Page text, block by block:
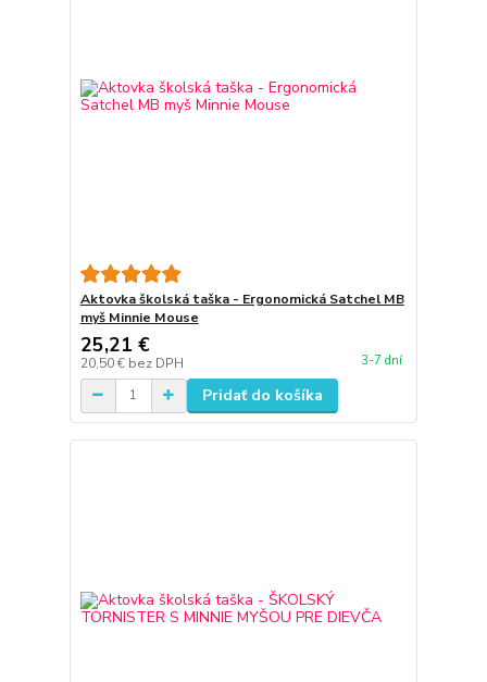
Aktovka školská taška - Ergonomická Satchel MB
myš Minnie Mouse
25,21 €
20,50 € bez DPH 3-7 dní
Pridať do košíka